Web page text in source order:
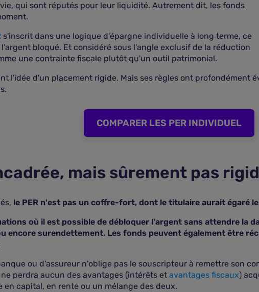
qui sont réputés pour leur liquidité. Autrement dit, les fonds
s'inscrit dans une logique d'épargne individuelle à long terme, ce
bloqué. Et considéré sous l'angle exclusif de la réduction
une contrainte fiscale plutôt qu'un outil patrimonial.
l'idée d'un placement rigide. Mais ses règles ont profondément
COMPARER LES PER INDIVIDUEL
mais sûrement pas
le PER n'est pas un coffre-fort, dont le titulaire aurait égaré
où il est possible de débloquer l'argent sans attendre la
encore surendettement. Les fonds peuvent également être
ou d'assureur n'oblige pas le souscripteur à remettre son
perdra aucun des avantages (intérêts et avantages fiscaux)
en capital, en rente ou un mélange des deux.